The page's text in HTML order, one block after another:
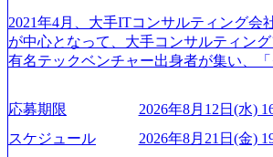
2021年4月、大手ITコンサルティング会
が中心となって、大手コンサルティン
有名テックベンチャー出身者が集い、
い」という想いの下で立ち上げた新鋭フ
ーがビジネスの成功に大きな影響力を持
て、20年以上にわたってFintech業界を中
応募期限
2026年8月12日(水)
スケジュール
2026年8月21日(金)